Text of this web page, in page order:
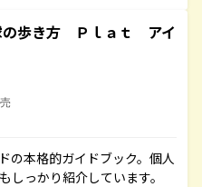
歩き方 Ｐｌａｔ アイ
の本格的ガイドブック。個人
しっかり紹介しています。